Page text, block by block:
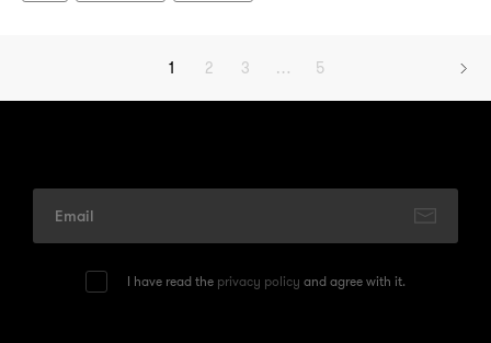
1 2 3 … 5
I have read the privacy policy and agree with it.